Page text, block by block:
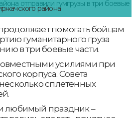
района
помогать бойцам
гуманитарного груза
в три боевые части.
усилиями при
корпуса. Совета
сплетенных
любимый праздник –